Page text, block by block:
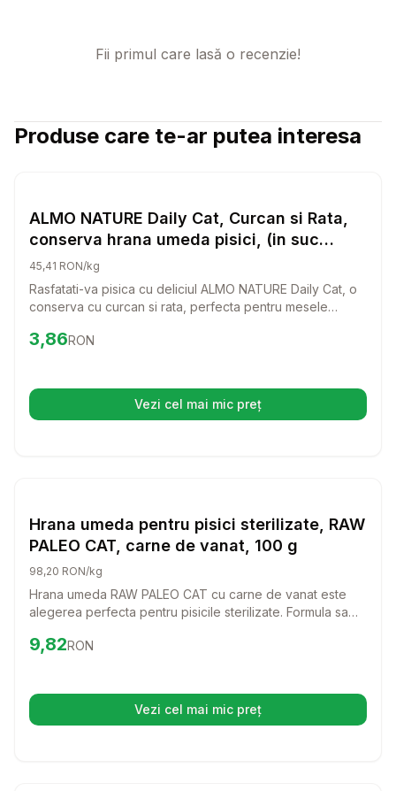
Fii primul care lasă o recenzie!
Produse care te-ar putea interesa
Hrana Umeda Pisici
ALMO NATURE Daily Cat, Curcan si Rata,
conserva hrana umeda pisici, (in suc
propriu), 85g
45,41 RON/kg
Rasfatati-va pisica cu deliciul ALMO NATURE Daily Cat, o
conserva cu curcan si rata, perfecta pentru mesele
ofera un gust irezistibil care va face pisica sa se intoarca
Preț:3.86
3,86RON
Vezi cel mai mic preț(se deschide într-o filă nouă)
Hrana Umeda Pisici
Hrana umeda pentru pisici sterilizate, RAW
PALEO CAT, carne de vanat, 100 g
98,20 RON/kg
Hrana umeda RAW PALEO CAT cu carne de vanat este
alegerea perfecta pentru pisicile sterilizate. Formula sa
viata sanatoasa, fara cereale si conservanti.
Preț:9.82
9,82RON
Vezi cel mai mic preț(se deschide într-o filă nouă)